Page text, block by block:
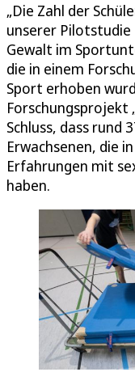
„Die Zahl der
unserer
Gewalt im
die in einem
Sport erhoben
Forschungsprojekt
Schluss, dass rund
Erwachsenen, die
Erfahrungen mit
haben.